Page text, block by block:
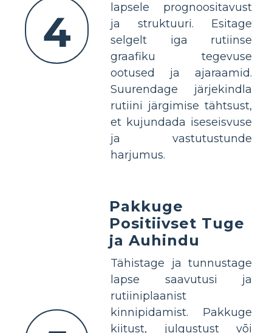
4
lapsele prognoositavust
ja struktuuri. Esitage
selgelt iga rutiinse
graafiku tegevuse
ootused ja ajaraamid.
Suurendage järjekindla
rutiini järgimise tähtsust,
et kujundada iseseisvuse
ja vastutustunde
harjumus.
Pakkuge
Positiivset Tuge
ja Auhindu
Tähistage ja tunnustage
lapse saavutusi ja
rutiiniplaanist
kinnipidamist. Pakkuge
kiitust, julgustust või